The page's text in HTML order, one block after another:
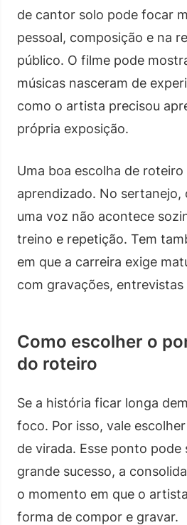
de cantor solo pode focar
pessoal, composição e na
público. O filme pode
músicas nasceram de
como o artista precisou
própria exposição.
Uma boa escolha de
aprendizado. No sertanejo,
uma voz não acontece
treino e repetição. Tem
em que a carreira exige
com gravações, entrevistas
Como escolher o
do roteiro
Se a história ficar longa
foco. Por isso, vale
de virada. Esse ponto pode
grande sucesso, a
o momento em que o
forma de compor e gravar.